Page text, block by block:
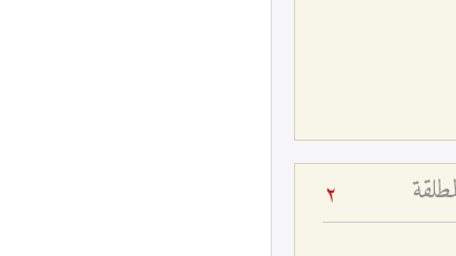
2